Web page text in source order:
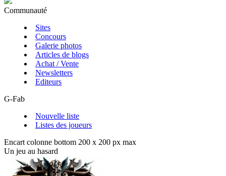
Communauté
Sites
Concours
Galerie photos
Articles de blogs
Achat / Vente
Newsletters
Editeurs
G-Fab
Nouvelle liste
Listes des joueurs
Encart colonne bottom 200 x 200 px max
Un jeu au hasard